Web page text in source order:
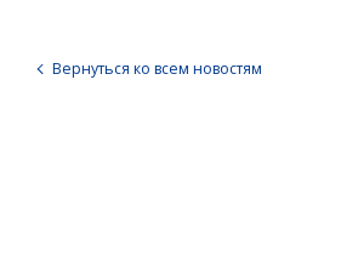
Вернуться ко всем новостям